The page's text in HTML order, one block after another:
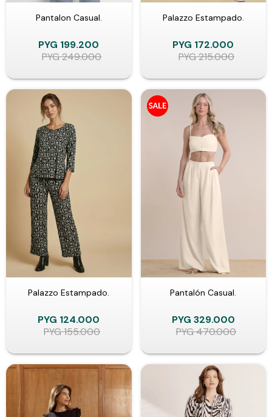
Pantalon Casual.
PYG 199.200
PYG249.000
Palazzo Estampado.
PYG 172.000
PYG215.000
Palazzo Estampado.
PYG 124.000
PYG155.000
Pantalón Casual.
PYG 329.000
PYG470.000